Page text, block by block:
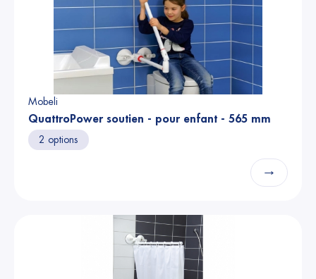
Mobeli
QuattroPower soutien - pour enfant - 565 mm
2 options
→